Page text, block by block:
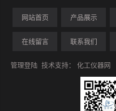
网站首页 产品展示
在线留言 联系我们
管理登陆 技术支持：化工仪器网